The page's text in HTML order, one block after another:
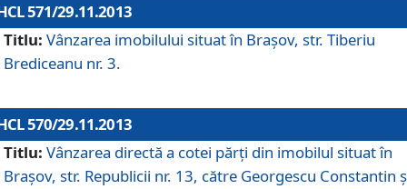
571/29.11.2013
Titlu: Vânzarea imobilului situat în Braşov, str. Tiberiu
Brediceanu nr. 3.
570/29.11.2013
Titlu: Vânzarea directă a cotei părţi din imobilul situat în
Braşov, str. Republicii nr. 13, către Georgescu Constantin